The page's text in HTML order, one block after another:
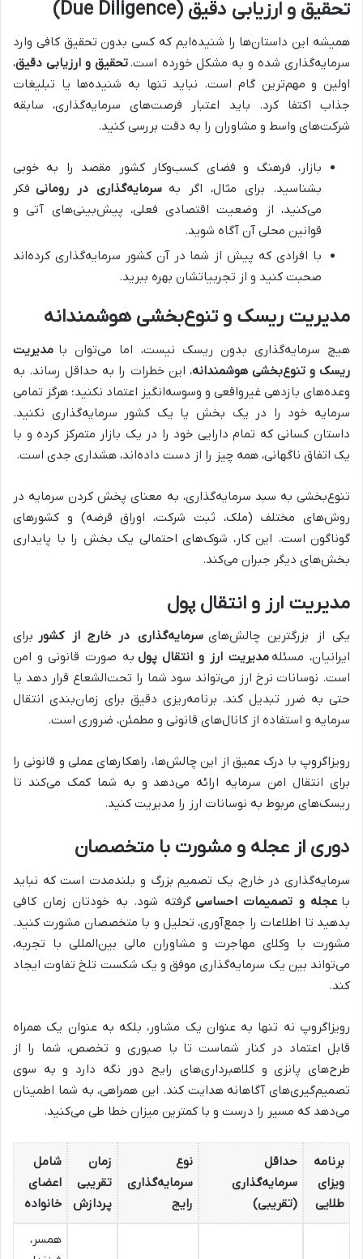
تحقیق و ارزیابی دقیق (Due Diligence)
همیشه این داستان‌ها را شنیده‌ایم که کسی بدون تحقیق کافی وارد
سرمایه‌گذاری شده و به مشکل خورده است.تحقیق و ارزیابی دقیق،
اولین و مهم‌ترین گام است. نباید تنها به شنیده‌ها یا تبلیغات
جذاب اکتفا کرد. باید اعتبار فرصت‌های سرمایه‌گذاری، سابقه
شرکت‌های واسط و مشاوران را به دقت بررسی کنید.
بازار، فرهنگ و فضای کسب‌وکار کشور مقصد را به خوبی
بشناسید. برای مثال، اگر به سرمایه‌گذاری در رومانی فکر
می‌کنید، از وضعیت اقتصادی فعلی، پیش‌بینی‌های آتی و
قوانین محلی آن آگاه شوید.
با افرادی که پیش از شما در آن کشور سرمایه‌گذاری کرده‌اند
صحبت کنید و از تجربیاتشان بهره ببرید.
مدیریت ریسک و تنوع‌بخشی هوشمندانه
هیچ سرمایه‌گذاری بدون ریسک نیست، اما می‌توان با مدیریت
ریسک و تنوع‌بخشی هوشمندانه، این خطرات را به حداقل رساند. به
وعده‌های بازدهی غیرواقعی و وسوسه‌انگیز اعتماد نکنید؛ هرگز تمامی
سرمایه خود را در یک بخش یا یک کشور سرمایه‌گذاری نکنید.
داستان کسانی که تمام دارایی خود را در یک بازار متمرکز کرده و با
یک اتفاق ناگهانی، همه چیز را از دست داده‌اند، هشداری جدی است.
تنوع‌بخشی به سبد سرمایه‌گذاری، به معنای پخش کردن سرمایه در
روش‌های مختلف (ملک، ثبت شرکت، اوراق قرضه) و کشورهای
گوناگون است. این کار، شوک‌های احتمالی یک بخش را با پایداری
بخش‌های دیگر جبران می‌کند.
مدیریت ارز و انتقال پول
یکی از بزرگترین چالش‌های سرمایه‌گذاری در خارج از کشور برای
ایرانیان، مسئله مدیریت ارز و انتقال پول به صورت قانونی و امن
است. نوسانات نرخ ارز می‌تواند سود شما را تحت‌الشعاع قرار دهد یا
حتی به ضرر تبدیل کند. برنامه‌ریزی دقیق برای زمان‌بندی انتقال
سرمایه و استفاده از کانال‌های قانونی و مطمئن، ضروری است.
رویزاگروپ با درک عمیق از این چالش‌ها، راهکارهای عملی و قانونی را
برای انتقال امن سرمایه ارائه می‌دهد و به شما کمک می‌کند تا
ریسک‌های مربوط به نوسانات ارز را مدیریت کنید.
دوری از عجله و مشورت با متخصصان
سرمایه‌گذاری در خارج، یک تصمیم بزرگ و بلندمدت است که نباید
با عجله و تصمیمات احساسی گرفته شود. به خودتان زمان کافی
بدهید تا اطلاعات را جمع‌آوری، تحلیل و با متخصصان مشورت کنید.
مشورت با وکلای مهاجرت و مشاوران مالی بین‌المللی با تجربه،
می‌تواند بین یک سرمایه‌گذاری موفق و یک شکست تلخ تفاوت ایجاد
کند.
رویزاگروپ نه تنها به عنوان یک مشاور، بلکه به عنوان یک همراه
قابل اعتماد در کنار شماست تا با صبوری و تخصص، شما را از
طرح‌های پانزی و کلاهبرداری‌های رایج دور نگه دارد و به سوی
تصمیم‌گیری‌های آگاهانه هدایت کند. این همراهی، به شما اطمینان
می‌دهد که مسیر را درست و با کمترین میزان خطا طی می‌کنید.
برنامه
ویزای
طلایی
حداقل
سرمایه‌گذاری
(تقریبی)
نوع
سرمایه‌گذاری
رایج
زمان
تقریبی
پردازش
شامل
اعضای
خانواده
همسر،